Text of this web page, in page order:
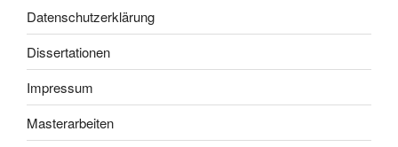
Datenschutzerklärung
Dissertationen
Impressum
Masterarbeiten